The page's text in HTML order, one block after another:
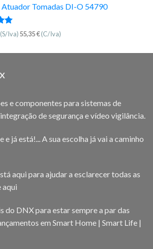
Tomadas DI-O 54790
(S/Iva)55,35€(C/Iva)
e componentes para sistemas de
de segurança e vídeo vigilância.
e já está!... A sua escolha já vai a caminho
aqui para ajudar a esclarecer todas as
aqui
do DNX para estar sempre a par das
em Smart Home | Smart Life |